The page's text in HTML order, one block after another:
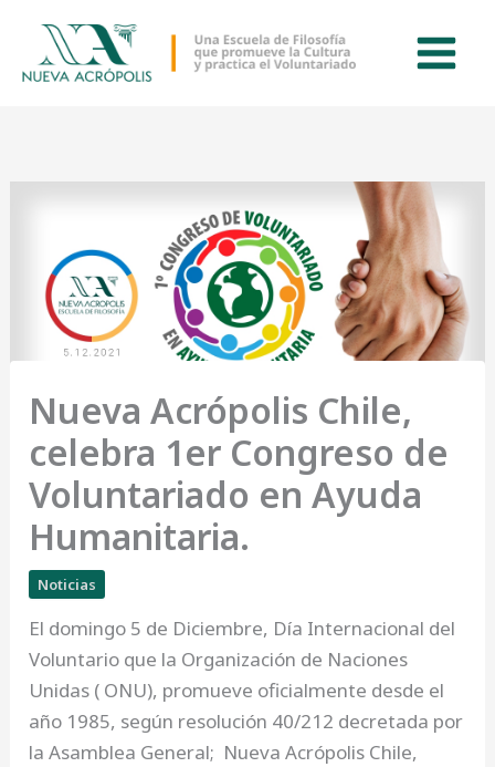
contenido
Nueva Acrópolis Chile,
celebra 1er Congreso de
Voluntariado en Ayuda
Humanitaria.
Noticias
El domingo 5 de Diciembre, Día Internacional del
Voluntario que la Organización de Naciones
Unidas ( ONU), promueve oficialmente desde el
año 1985, según resolución 40/212 decretada por
la Asamblea General; Nueva Acrópolis Chile,